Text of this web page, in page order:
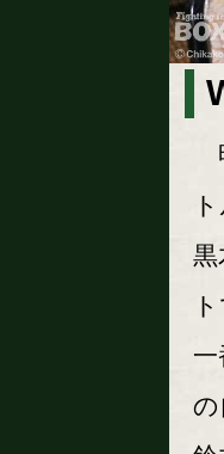
黒
の